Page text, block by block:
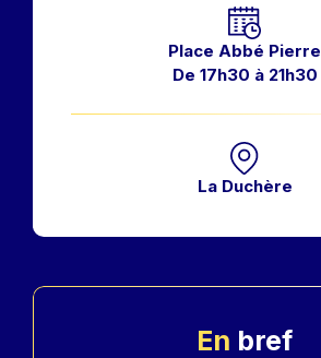
Place Abbé Pierre
De 17h30 à 21h30
La Duchère
En bref